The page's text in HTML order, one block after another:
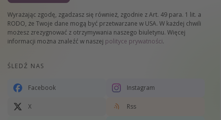
Wyrażając zgodę, zgadzasz się również, zgodnie z Art. 49 para. 1 lit. a
RODO, że Twoje dane mogą być przetwarzane w USA. W każdej chwili
możesz zrezygnować z otrzymywania naszego biuletynu. Więcej
informacji można znaleźć w naszej polityce prywatności.
ŚLEDŹ NAS
Facebook Instagram
X Rss